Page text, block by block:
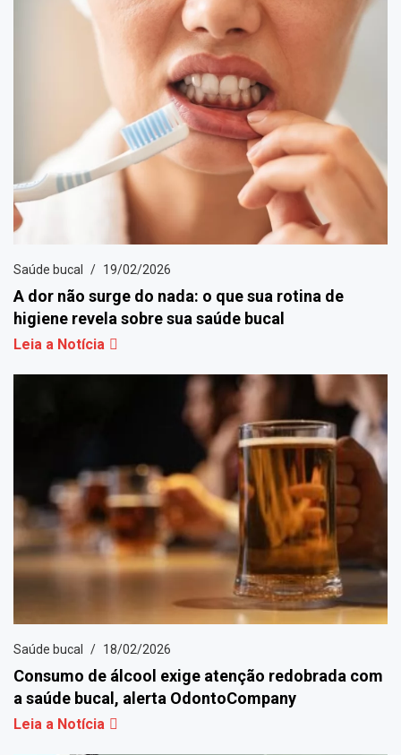
Saúde bucal 19/02/2026
A dor não surge do nada: o que sua rotina de
higiene revela sobre sua saúde bucal
Leia a Notícia
Saúde bucal 18/02/2026
Consumo de álcool exige atenção redobrada com
a saúde bucal, alerta OdontoCompany
Leia a Notícia